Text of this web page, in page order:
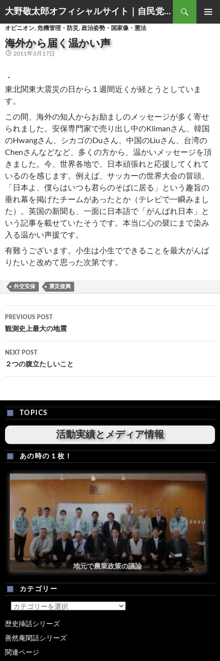
大野敬太郎オフィシャルサイト｜自民党香川３区衆議院議員
Search
TO
CONTENT
オピニオン, 危機管理・防災, 政治姿勢・国家像・憲法
海外から届く温かい声
2011年3月17日
・
東北関東大震災の日から１週間近くが経とうとしていま
す。
この間、海外の知人からお励ましのメッセージが多く寄せ
られました。安保専門家で売り出し中のKlimanさん、韓国
のHwangさん、シカゴのDuさん、中国のLiuさん、台湾の
Chenさんなどなど、多くの方から、温かいメッセージを頂
きました。今、世界各地で、日本頑張れと応援してくれて
いるのを感じます。例えば、サッカーの世界大会の冒頭、
「日本よ、僕らはいつも君らのそばに居る」という趣旨の
垂れ幕を掲げたチームがあったとか（テレビで一瞬みまし
た）。英国の新聞も、一面に日本語で「がんばれ日本」と
いう記事を載せていたそうです。本当に心の襞にまで染み
入る温かい声援です。
有難うございます。小生は小生でできることを最大がんば
りたいと改めて思った次第です。
外交安保 震災復興
Post
navigation
PREVIOUS POST
観測史上最大の地震
NEXT POST
２つの腹立たしいこと
TOPICS
活動実績とメディア情報
あの時の１枚！
安倍総理米国議会演説後の一コマ
地元で農業政策の議論
カテゴリー
カ
テ
リ
ー
歴史挿話シリーズ
善然庵閑話シリーズ
関連ページ